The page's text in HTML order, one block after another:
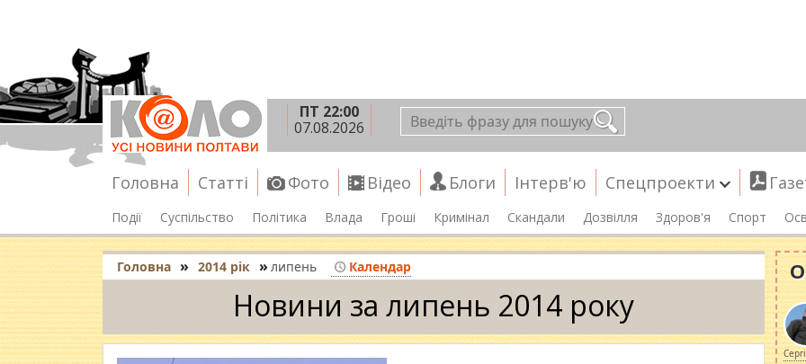
ПТ 22:00
07.08.2026
Головна Статті Фото Відео Блоги Інтерв'ю Спецпроекти
Події Суспільство Політика Влада Гроші Кримінал Скандали Дозвілля Здоров'я Спорт
Головна » 2014 рік » липень Календар
Новини за липень 2014 року